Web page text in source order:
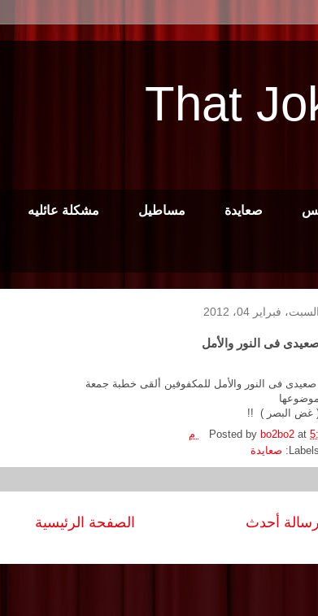
صعايدة مساطيل مشكلة عائليه
السبت، فبراير 04، 2012
فى النور والأمل
صعيدى فى النور والأمل للمكفوفين ألقى خطبة جمعة
موضوعها
غض البصر ) !!
Posted by bo2bo2 at م
Labels:
صعايدة
رسالة أحدث الصفحة الرئيسية